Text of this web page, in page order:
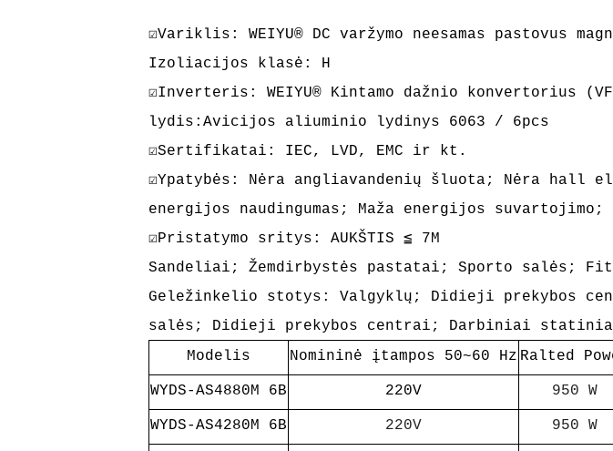
☑Variklis: WEIYU® DC varžymo neesamas pastovus
Izoliacijos klasė: H
☑Inverteris: WEIYU® Kintamo dažnio konvertorius
lydis:Avicijos aliuminio lydinys 6063 / 6pcs
☑Sertifikatai: IEC, LVD, EMC ir kt.
☑Ypatybės: Nėra angliavandenių šluota; Nėra hall
energijos naudingumas; Maža energijos suvartojimo;
☑Pristatymo sritys: AUKŠTIS ≦ 7M
Sandeliai; Žemdirbystės pastatai; Sporto salės;
Geležinkelio stotys: Valgyklų; Didieji prekybos
salės; Didieji prekybos centrai; Darbiniai
Modelis
Nomininė įtampos 50~60 Hz Ralted
WYDS-AS4880M 6B 220V 950 W
WYDS-AS4280M 6B 220V 950 W